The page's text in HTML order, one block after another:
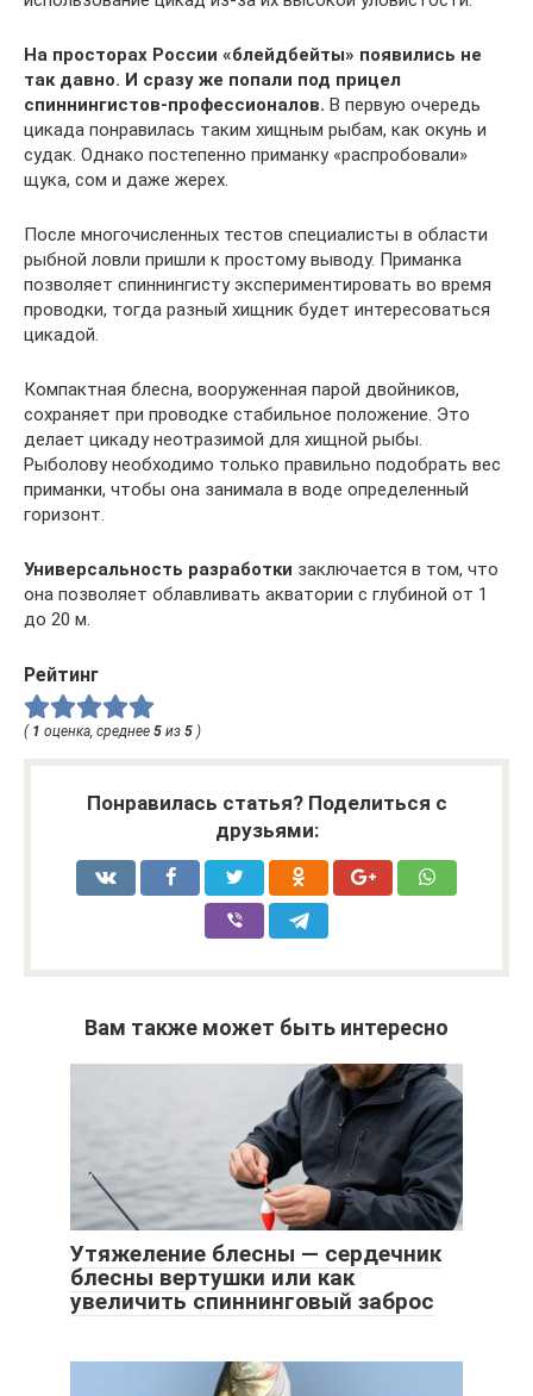
На просторах России «блейдбейты» появились не
так давно. И сразу же попали под прицел
спиннингистов-профессионалов. В первую очередь
цикада понравилась таким хищным рыбам, как окунь и
судак. Однако постепенно приманку «распробовали»
щука, сом и даже жерех.
После многочисленных тестов специалисты в области
рыбной ловли пришли к простому выводу. Приманка
позволяет спиннингисту экспериментировать во время
проводки, тогда разный хищник будет интересоваться
цикадой.
Компактная блесна, вооруженная парой двойников,
сохраняет при проводке стабильное положение. Это
делает цикаду неотразимой для хищной рыбы.
Рыболову необходимо только правильно подобрать вес
приманки, чтобы она занимала в воде определенный
горизонт.
Универсальность разработки заключается в том, что
она позволяет облавливать акватории с глубиной от 1
до 20 м.
Рейтинг
( 1 оценка, среднее 5 из 5 )
Понравилась статья? Поделиться с
друзьями:
Вам также может быть интересно
Утяжеление блесны — сердечник
блесны вертушки или как
увеличить спиннинговый заброс